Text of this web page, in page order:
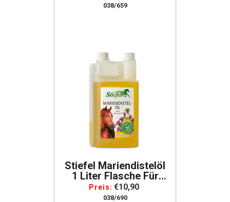
038/659
Stiefel Mariendistelöl
1 Liter Flasche Für
Pferde
Preis: €10,90
038/690